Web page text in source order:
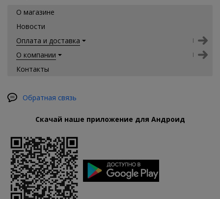
О магазине
Новости
Оплата и доставка
О компании
Контакты
Обратная связь
Скачай наше приложение для Андроид